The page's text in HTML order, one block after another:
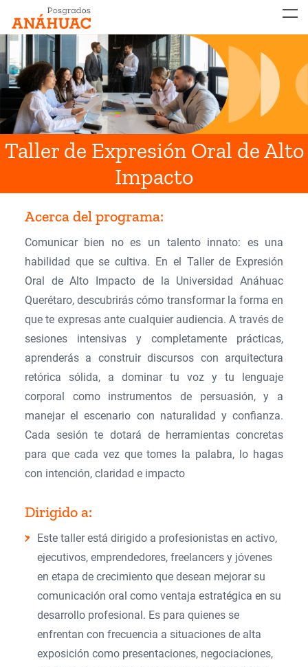
Taller de Expresión Oral de Alto
Impacto
Acerca del programa:
​Comunicar bien no es un talento innato: es una
habilidad que se cultiva. En el Taller de Expresión
Oral de Alto Impacto de la Universidad Anáhuac
Querétaro, descubrirás cómo transformar la forma en
que te expresas ante cualquier audiencia. A través de
sesiones intensivas y completamente prácticas,
aprenderás a construir discursos con arquitectura
retórica sólida, a dominar tu voz y tu lenguaje
corporal como instrumentos de persuasión, y a
manejar el escenario con naturalidad y confianza.
Cada sesión te dotará de herramientas concretas
para que cada vez que tomes la palabra, lo hagas
con intención, claridad e impacto
Dirigido a:
​Este taller está dirigido a profesionistas en activo,
ejecutivos, emprendedores, freelancers y jóvenes
en etapa de crecimiento que desean mejorar su
comunicación oral como ventaja estratégica en su
desarrollo profesional. Es para quienes se
enfrentan con frecuencia a situaciones de alta
exposición como presentaciones, negociaciones,